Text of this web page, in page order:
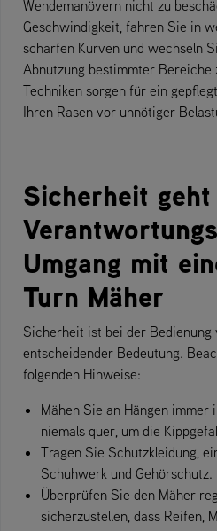
Wendemanövern nicht zu
Geschwindigkeit, fahren Sie in
scharfen Kurven und wechseln
Abnutzung bestimmter Bereiche
Techniken sorgen für ein
Ihren Rasen vor unnötiger
Sicherheit
Umgang mit
Turn Mäher
Sicherheit ist bei der Bedienung
entscheidender Bedeutung.
folgenden Hinweise:
Mähen Sie an Hängen
niemals quer, um die
Tragen Sie Schutzkleidung,
Schuhwerk und Gehörschutz.
Überprüfen Sie den Mäher
sicherzustellen, dass Reifen,